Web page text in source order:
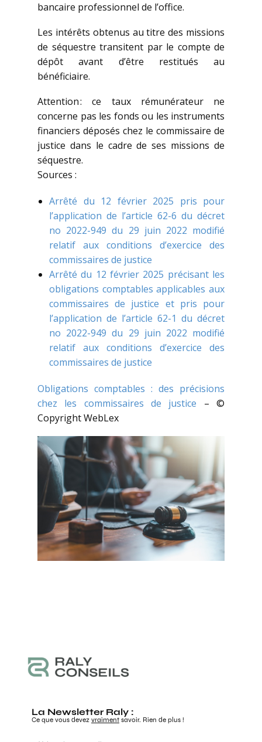
bancaire professionnel de l’office.
Les intérêts obtenus au titre des missions
de séquestre transitent par le compte de
dépôt avant d’être restitués au
bénéficiaire.
Attention : ce taux rémunérateur ne
concerne pas les fonds ou les instruments
financiers déposés chez le commissaire de
justice dans le cadre de ses missions de
séquestre.
Sources :
Arrêté du 12 février 2025 pris pour
l’application de l’article 62-6 du décret
no 2022-949 du 29 juin 2022 modifié
relatif aux conditions d’exercice des
commissaires de justice
Arrêté du 12 février 2025 précisant les
obligations comptables applicables aux
commissaires de justice et pris pour
l’application de l’article 62-1 du décret
no 2022-949 du 29 juin 2022 modifié
relatif aux conditions d’exercice des
commissaires de justice
Obligations comptables : des précisions
chez les commissaires de justice – ©
Copyright WebLex
La Newsletter Raly :
Ce que vous devez vraiment savoir. Rien de plus !